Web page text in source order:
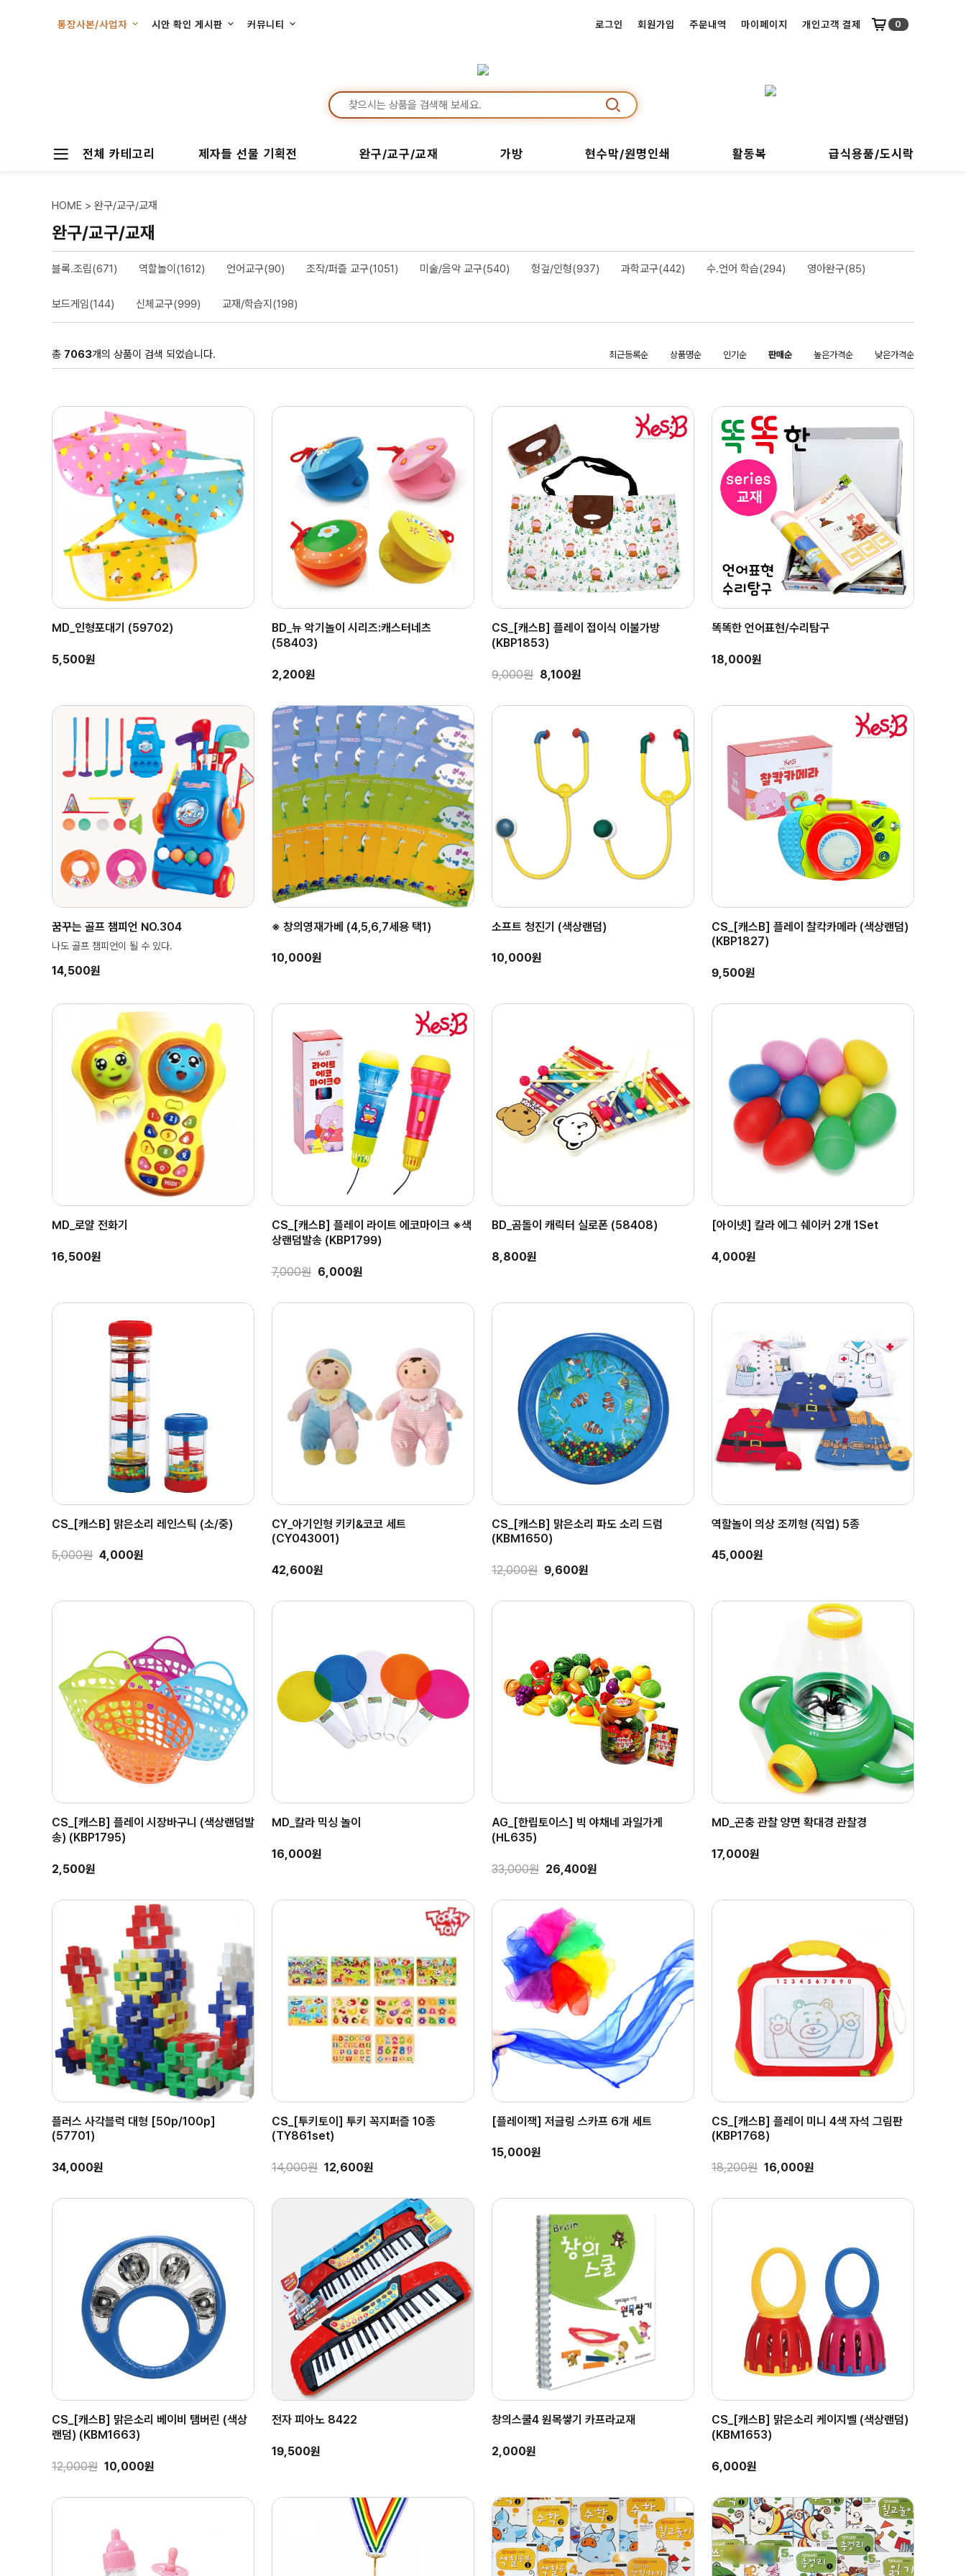
통장사본/사업자 시안 확인 게시판 커뮤니티 로그인 회원가입 주문내역 마이페이지 개인고객 결제 0
전체 카테고리 제자들 선물 기획전 완구/교구/교재 가방 현수막/원명인쇄 활동복 급식용품/도시락
HOME > 완구/교구/교재
완구/교구/교재
블록.조립(671) 역할놀이(1612) 언어교구(90) 조작/퍼즐 교구(1051) 미술/음악 교구(540) 헝겊/인형(937) 과학교구(442) 수.언어 학습(294) 영아완구(85)
보드게임(144) 신체교구(999) 교재/학습지(198)
총 7063개의 상품이 검색 되었습니다. 최근등록순 상품명순 인기순 판매순 높은가격순 낮은가격순
MD_인형포대기 (59702)
5,500원
BD_뉴 악기놀이 시리즈:캐스터네츠
(58403)
2,200원
CS_[캐스B] 플레이 접이식 이불가방
(KBP1853)
9,000원 8,100원
똑똑한 언어표현/수리탐구
18,000원
꿈꾸는 골프 챔피언 NO.304
나도 골프 챔피언이 될 수 있다.
14,500원
※ 창의영재가베 (4,5,6,7세용 택1)
10,000원
소프트 청진기 (색상랜덤)
10,000원
CS_[캐스B] 플레이 찰칵카메라 (색상랜덤)
(KBP1827)
9,500원
MD_로얄 전화기
16,500원
CS_[캐스B] 플레이 라이트 에코마이크 ※색
상랜덤발송 (KBP1799)
7,000원 6,000원
BD_곰돌이 캐릭터 실로폰 (58408)
8,800원
[아이넷] 칼라 에그 쉐이커 2개 1Set
4,000원
CS_[캐스B] 맑은소리 레인스틱 (소/중)
5,000원 4,000원
CY_아기인형 키키&코코 세트
(CY043001)
42,600원
CS_[캐스B] 맑은소리 파도 소리 드럼
(KBM1650)
12,000원 9,600원
역할놀이 의상 조끼형 (직업) 5종
45,000원
CS_[캐스B] 플레이 시장바구니 (색상랜덤발
송) (KBP1795)
2,500원
MD_칼라 믹싱 놀이
16,000원
AG_[한립토이스] 빅 야채네 과일가게
(HL635)
33,000원 26,400원
MD_곤충 관찰 양면 확대경 관찰경
17,000원
플러스 사각블럭 대형 [50p/100p]
(57701)
34,000원
CS_[투키토이] 투키 꼭지퍼즐 10종
(TY861set)
14,000원 12,600원
[플레이잭] 저글링 스카프 6개 세트
15,000원
CS_[캐스B] 플레이 미니 4색 자석 그림판
(KBP1768)
18,200원 16,000원
CS_[캐스B] 맑은소리 베이비 탬버린 (색상
랜덤) (KBM1663)
12,000원 10,000원
전자 피아노 8422
19,500원
창의스쿨4 원목쌓기 카프라교재
2,000원
CS_[캐스B] 맑은소리 케이지벨 (색상랜덤)
(KBM1653)
6,000원